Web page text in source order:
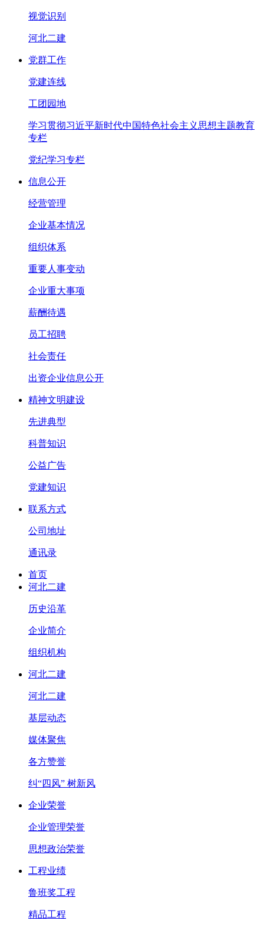
视觉识别
河北二建
党群工作
党建连线
工团园地
学习贯彻习近平新时代中国特色社会主义思想主题教育
专栏
党纪学习专栏
信息公开
经营管理
企业基本情况
组织体系
重要人事变动
企业重大事项
薪酬待遇
员工招聘
社会责任
出资企业信息公开
精神文明建设
先进典型
科普知识
公益广告
党建知识
联系方式
公司地址
通讯录
首页
河北二建
历史沿革
企业简介
组织机构
河北二建
河北二建
基层动态
媒体聚焦
各方赞誉
纠“四风” 树新风
企业荣誉
企业管理荣誉
思想政治荣誉
工程业绩
鲁班奖工程
精品工程